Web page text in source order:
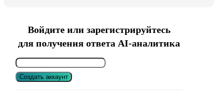
Войдите или зарегистрируйтесь
для получения ответа AI-аналитика
Создать аккаунт